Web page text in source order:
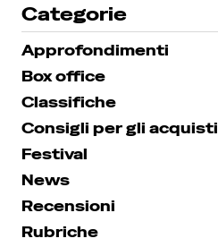
Categorie
Approfondimenti
Box office
Classifiche
Consigli per gli acquisti
Festival
News
Recensioni
Rubriche